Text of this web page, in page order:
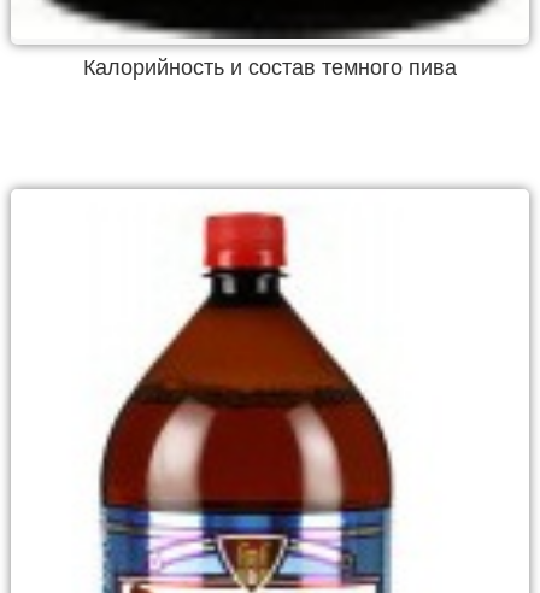
Калорийность и состав темного пива